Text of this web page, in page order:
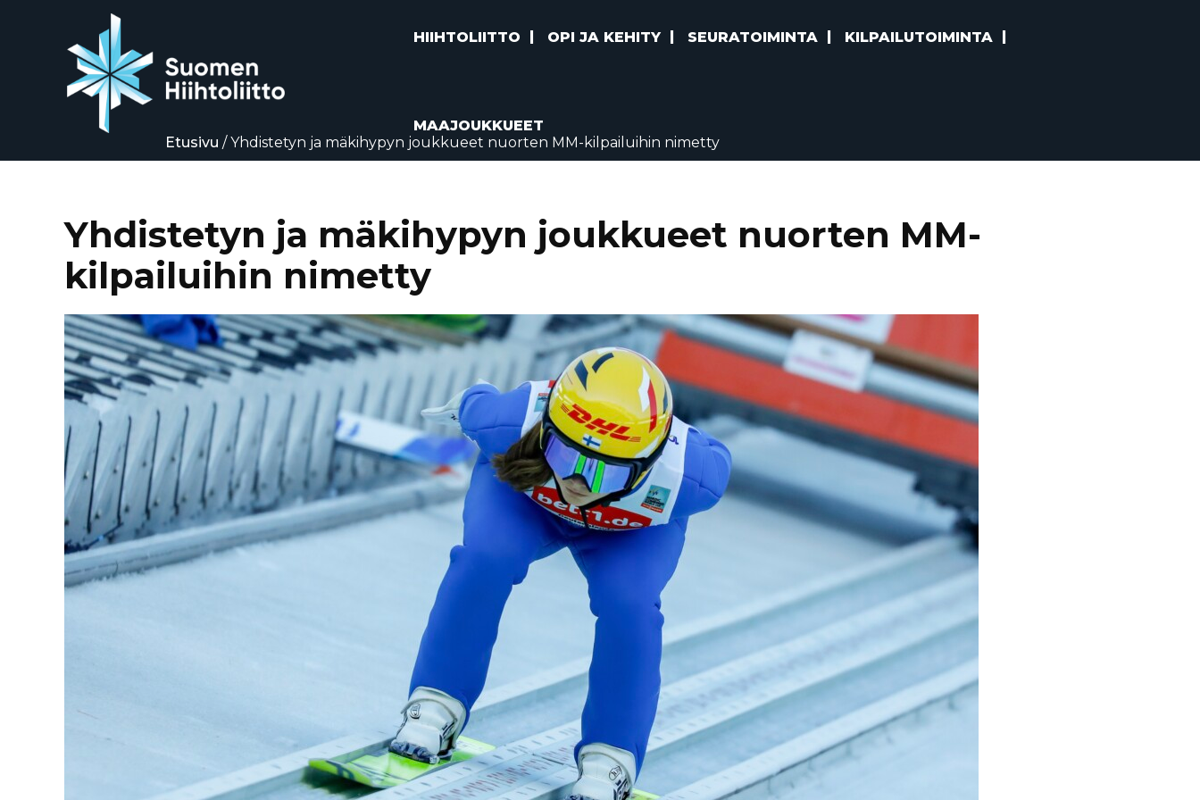
HIIHTOLIITTO OPI JA KEHITY SEURATOIMINTA KILPAILUTOIMINTA
MAAJOUKKUEET
Etusivu /Yhdistetyn ja mäkihypyn joukkueet nuorten MM-kilpailuihin nimetty
Yhdistetyn ja mäkihypyn joukkueet nuorten MM-
kilpailuihin nimetty